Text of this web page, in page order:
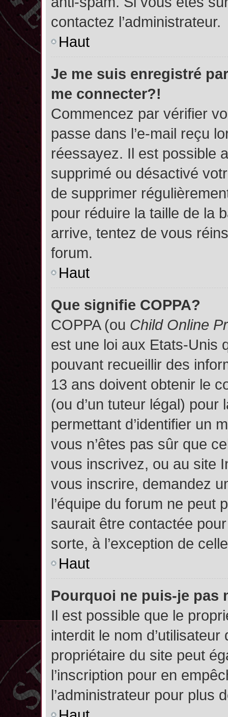
contactez l’administrateur.
Haut
Je me suis enregistré
me connecter?!
Commencez par vérifier
passe dans l’e-mail reçu
réessayez. Il est possible
supprimé ou désactivé
de supprimer
pour réduire la taille de la
arrive, tentez de vous
forum.
Haut
Que signifie COPPA?
COPPA (ou Child Online
est une loi aux Etats-Unis
pouvant recueillir des
13 ans doivent obtenir le
(ou d’un tuteur légal)
permettant d’identifier un
vous n’êtes pas sûr que
vous inscrivez, ou au site
vous inscrire, demandez
l’équipe du forum ne peut
saurait être contactée
sorte, à l’exception de
Haut
Pourquoi ne puis-je pas
Il est possible que le
interdit le nom
propriétaire du site peut
l’inscription pour en
l’administrateur pour plus